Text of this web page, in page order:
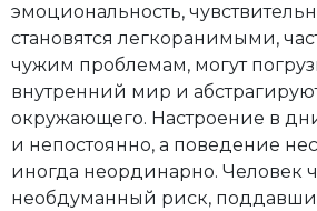
эмоциональность,
становятся легкоранимыми,
чужим проблемам, могут
внутренний мир и
окружающего. Настроение в
и непостоянно, а поведение
иногда неординарно. Человек
необдуманный риск,